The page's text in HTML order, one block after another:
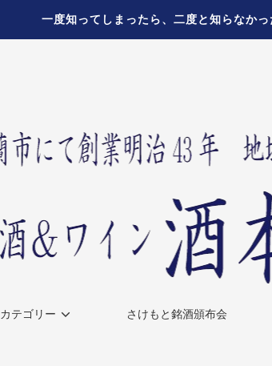
一度知ってしまったら、二度と知らなか
カテゴリー さけもと銘酒頒布会